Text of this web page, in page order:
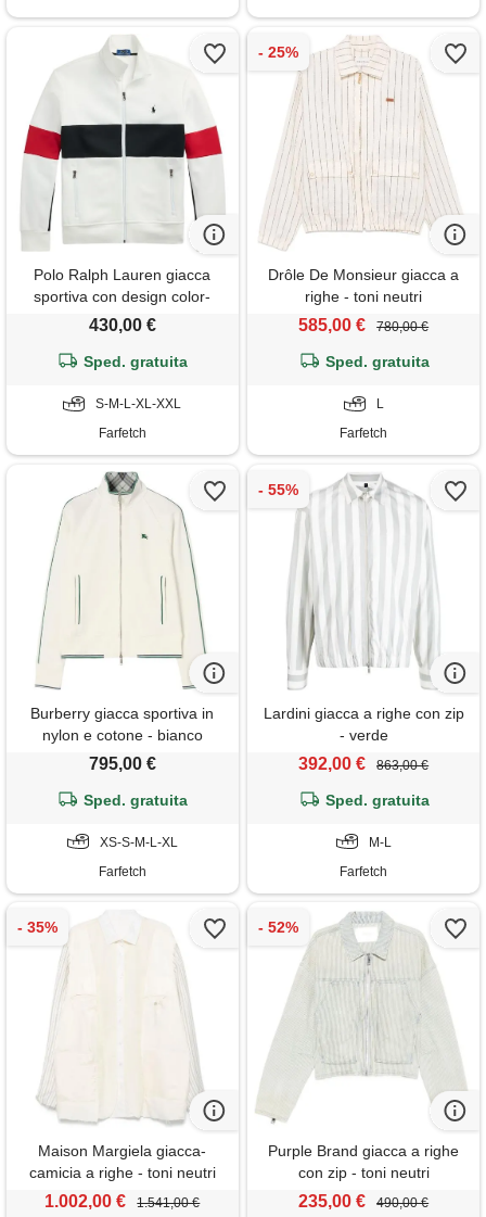
Polo Ralph Lauren giacca
sportiva con design color-
block e zip - toni neutri
430,00 €
Sped. gratuita
S-M-L-XL-XXL
Farfetch
Drôle De Monsieur giacca a
righe - toni neutri
585,00 € 780,00 €
Sped. gratuita
L
Farfetch
Burberry giacca sportiva in
nylon e cotone - bianco
795,00 €
Sped. gratuita
XS-S-M-L-XL
Farfetch
Lardini giacca a righe con zip
- verde
392,00 € 863,00 €
Sped. gratuita
M-L
Farfetch
Maison Margiela giacca-
camicia a righe - toni neutri
1.002,00 € 1.541,00 €
Purple Brand giacca a righe
con zip - toni neutri
235,00 € 490,00 €